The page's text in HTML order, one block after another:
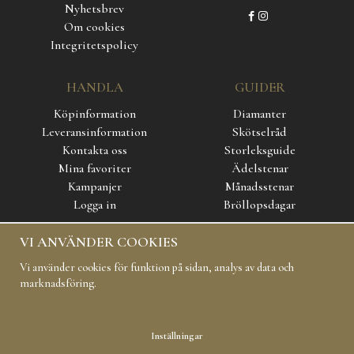
Nyhetsbrev
Om cookies
Integritetspolicy
HANDLA
Köpinformation
Leveransinformation
Kontakta oss
Mina favoriter
Kampanjer
Logga in
GUIDER
Diamanter
Skötselråd
Storleksguide
Ädelstenar
Månadsstenar
Bröllopsdagar
SOCIAL MEDIA
VI ANVÄNDER COOKIES
Vi använder cookies för funktion på sidan, analys av data och
marknadsföring.
Inställningar